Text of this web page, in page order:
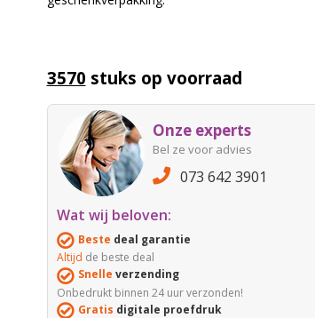
3570 stuks op voorraad
Onze experts
Bel ze voor advies
073 642 3901
Wat wij beloven:
Beste deal garantie
Altijd de beste deal
Snelle verzending
Onbedrukt binnen 24 uur verzonden!
Gratis digitale proefdruk